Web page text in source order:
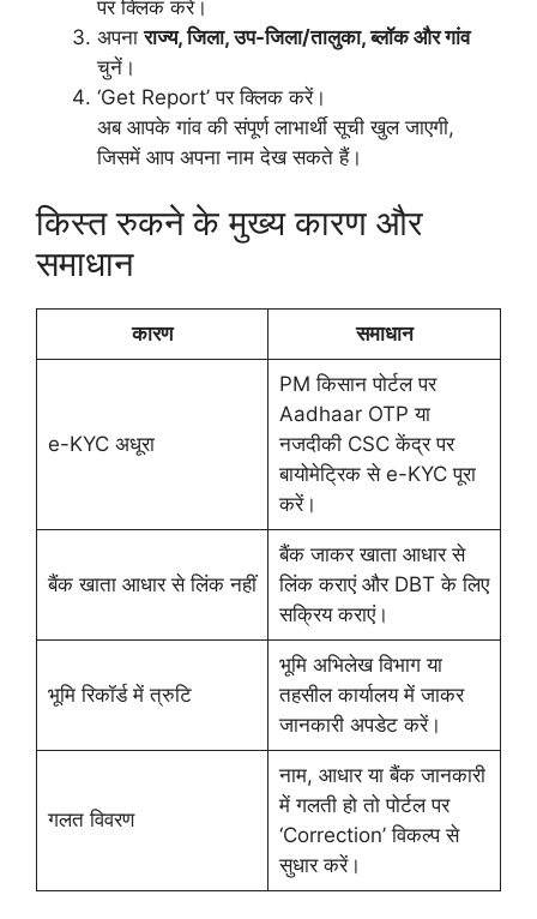
पर क्लिक करें।
अपनाराज्य, जिला, उप-जिला/तालुका, ब्लॉक और गांव
चुनें।
‘Get Report’ पर क्लिक करें।
अब आपके गांव की संपूर्ण लाभार्थी सूची खुल जाएगी,
जिसमें आप अपना नाम देख सकते हैं।
किस्त रुकने के मुख्य कारण और
समाधान
कारण समाधान
e-KYC अधूरा
PM किसान पोर्टल पर
Aadhaar OTP या
नजदीकी CSC केंद्र पर
बायोमेट्रिक से e-KYC पूरा
करें।
बैंक खाता आधार से लिंक नहीं
बैंक जाकर खाता आधार से
लिंक कराएं और DBT के लिए
सक्रिय कराएं।
भूमि रिकॉर्ड में त्रुटि
भूमि अभिलेख विभाग या
तहसील कार्यालय में जाकर
जानकारी अपडेट करें।
गलत विवरण
नाम, आधार या बैंक जानकारी
में गलती हो तो पोर्टल पर
‘Correction’ विकल्प से
सुधार करें।